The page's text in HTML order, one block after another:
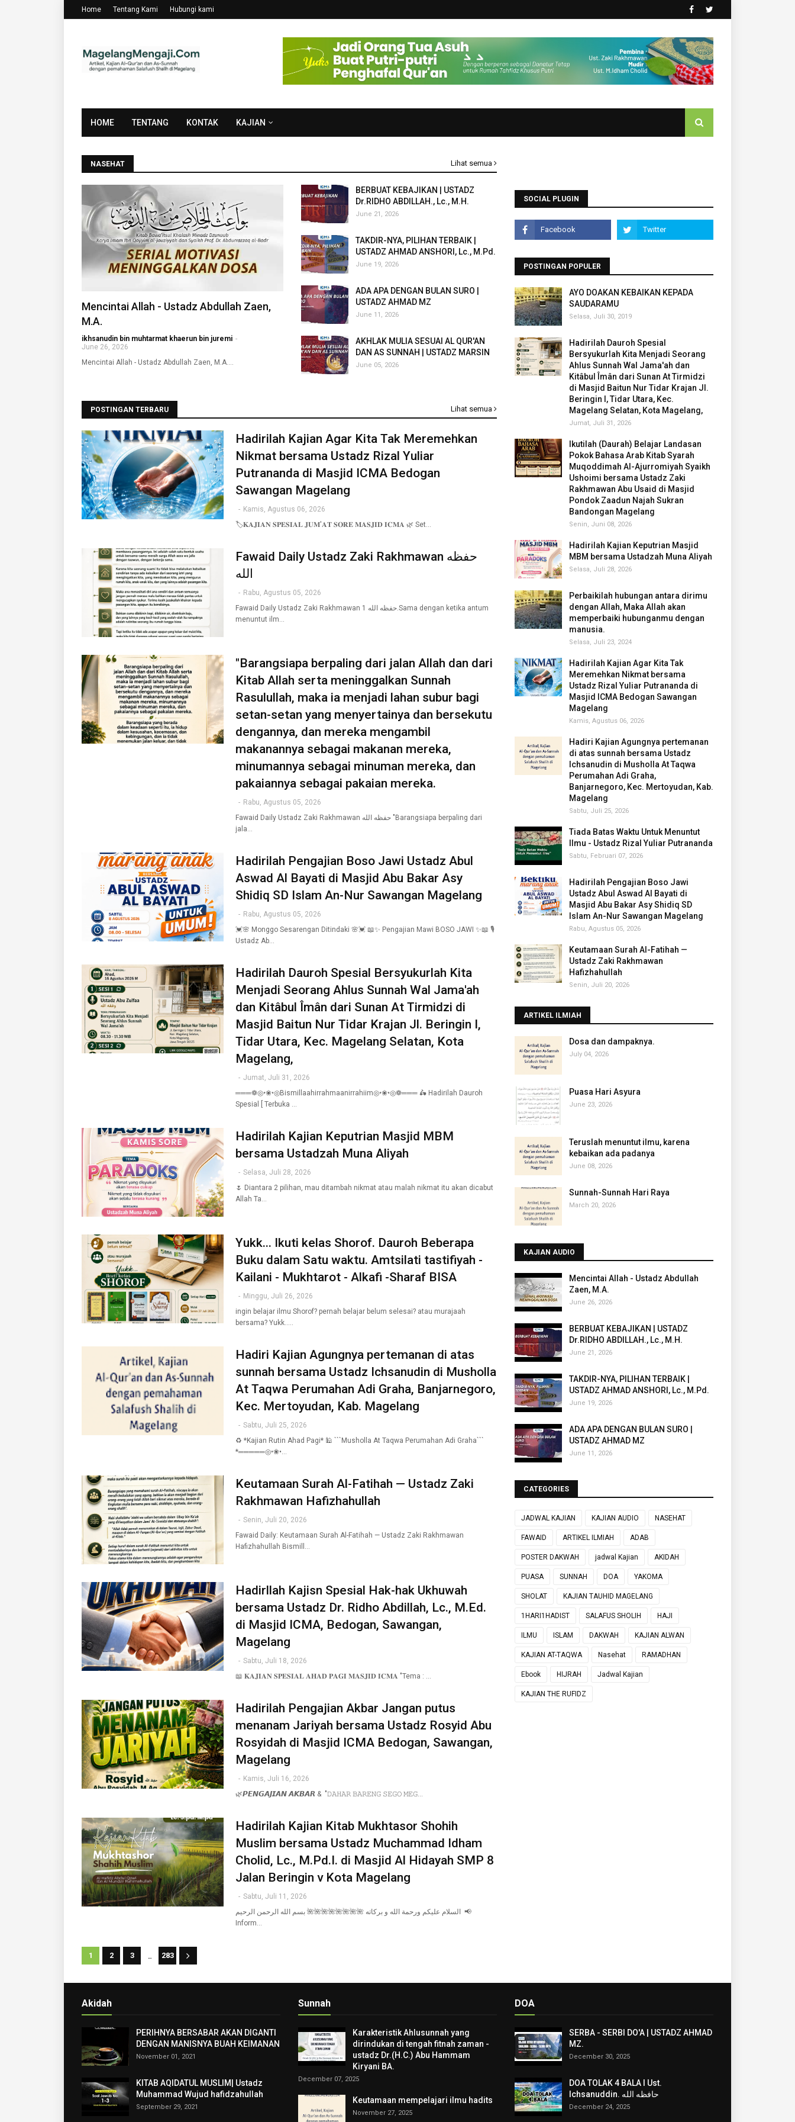
Home Tentang Kami Hubungi kami
HOME TENTANG KONTAK KAJIAN
NASEHAT Lihat semua
Mencintai Allah - Ustadz Abdullah Zaen,
M.A.
ikhsanudin bin muhtarmat khaerun bin juremi -
June 26, 2026
Mencintai Allah - Ustadz Abdullah Zaen, M.A.…
BERBUAT KEBAJIKAN | USTADZ
Dr.RIDHO ABDILLAH., Lc., M.H.
June 21, 2026
TAKDIR-NYA, PILIHAN TERBAIK |
USTADZ AHMAD ANSHORI, Lc., M.Pd.
June 19, 2026
ADA APA DENGAN BULAN SURO |
USTADZ AHMAD MZ
June 11, 2026
AKHLAK MULIA SESUAI AL QUR'AN
DAN AS SUNNAH | USTADZ MARSIN
June 05, 2026
POSTINGAN TERBARU Lihat semua
Hadirilah Kajian Agar Kita Tak Meremehkan
Nikmat bersama Ustadz Rizal Yuliar
Putrananda di Masjid ICMA Bedogan
Sawangan Magelang
- Kamis, Agustus 06, 2026
🏷️𝐊𝐀𝐉𝐈𝐀𝐍 𝐒𝐏𝐄𝐒𝐈𝐀𝐋 𝐉𝐔𝐌'𝐀𝐓 𝐒𝐎𝐑𝐄 𝐌𝐀𝐒𝐉𝐈𝐃 𝐈𝐂𝐌𝐀 🌿 Set…
Fawaid Daily Ustadz Zaki Rakhmawan حفظه
الله
- Rabu, Agustus 05, 2026
Fawaid Daily Ustadz Zaki Rakhmawan حفظه الله 1.Sama dengan ketika antum
menuntut ilm…
"Barangsiapa berpaling dari jalan Allah dan dari
Kitab Allah serta meninggalkan Sunnah
Rasulullah, maka ia menjadi lahan subur bagi
setan-setan yang menyertainya dan bersekutu
dengannya, dan mereka mengambil
makanannya sebagai makanan mereka,
minumannya sebagai minuman mereka, dan
pakaiannya sebagai pakaian mereka.
- Rabu, Agustus 05, 2026
Fawaid Daily Ustadz Zaki Rakhmawan حفظه الله "Barangsiapa berpaling dari
jala…
Hadirilah Pengajian Boso Jawi Ustadz Abul
Aswad Al Bayati di Masjid Abu Bakar Asy
Shidiq SD Islam An-Nur Sawangan Magelang
- Rabu, Agustus 05, 2026
💓🌸 Monggo Sesarengan Ditindaki 🌸💓 📖✨ Pengajian Mawi BOSO JAWI ✨📖 🎙️
Ustadz Ab…
Hadirilah Dauroh Spesial Bersyukurlah Kita
Menjadi Seorang Ahlus Sunnah Wal Jama'ah
dan Kitâbul Îmân dari Sunan At Tirmidzi di
Masjid Baitun Nur Tidar Krajan Jl. Beringin I,
Tidar Utara, Kec. Magelang Selatan, Kota
Magelang,
- Jumat, Juli 31, 2026
═══❁◎•❀•◎Bismillaahirrahmaanirrahiim◎•❀•◎❁═══ 🛵 Hadirilah Dauroh
Spesial [ Terbuka …
Hadirilah Kajian Keputrian Masjid MBM
bersama Ustadzah Muna Aliyah
- Selasa, Juli 28, 2026
🌷 Diantara 2 pilihan, mau ditambah nikmat atau malah nikmat itu akan dicabut
Allah Ta…
Yukk... Ikuti kelas Shorof. Dauroh Beberapa
Buku dalam Satu waktu. Amtsilati tastifiyah -
Kailani - Mukhtarot - Alkafi -Sharaf BISA
- Minggu, Juli 26, 2026
ingin belajar ilmu Shorof? pernah belajar belum selesai? atau murajaah
bersama? Yukk..…
Hadiri Kajian Agungnya pertemanan di atas
sunnah bersama Ustadz Ichsanudin di Musholla
At Taqwa Perumahan Adi Graha, Banjarnegoro,
Kec. Mertoyudan, Kab. Magelang
- Sabtu, Juli 25, 2026
♻️ *Kajian Rutin Ahad Pagi* 🕌 ```Musholla At Taqwa Perumahan Adi Graha```
*═════◎•❀•…
Keutamaan Surah Al-Fatihah — Ustadz Zaki
Rakhmawan Hafizhahullah
- Senin, Juli 20, 2026
Fawaid Daily: Keutamaan Surah Al-Fatihah — Ustadz Zaki Rakhmawan
Hafizhahullah Bismill…
Hadirllah Kajisn Spesial Hak-hak Ukhuwah
bersama Ustadz Dr. Ridho Abdillah, Lc., M.Ed.
di Masjid ICMA, Bedogan, Sawangan,
Magelang
- Sabtu, Juli 18, 2026
📖 𝐊𝐀𝐉𝐈𝐀𝐍 𝐒𝐏𝐄𝐒𝐈𝐀𝐋 𝐀𝐇𝐀𝐃 𝐏𝐀𝐆𝐈 𝐌𝐀𝐒𝐉𝐈𝐃 𝐈𝐂𝐌𝐀 "Tema : …
Hadirilah Pengajian Akbar Jangan putus
menanam Jariyah bersama Ustadz Rosyid Abu
Rosyidah di Masjid ICMA Bedogan, Sawangan,
Magelang
- Kamis, Juli 16, 2026
🌿𝙋𝙀𝙉𝙂𝘼𝙅𝙄𝘼𝙉 𝘼𝙆𝘽𝘼𝙍 & "𝙳𝙰𝙷𝙰𝚁 𝙱𝙰𝚁𝙴𝙽𝙶 𝚂𝙴𝙶𝙾 𝙼𝙴𝙶…
Hadirilah Kajian Kitab Mukhtasor Shohih
Muslim bersama Ustadz Muchammad Idham
Cholid, Lc., M.Pd.I. di Masjid Al Hidayah SMP 8
Jalan Beringin v Kota Magelang
- Sabtu, Juli 11, 2026
السلام عليكم ورحمة الله و بركاته 🌺🌺🌺🌺🌺🌺🌺🌺 بسم الله الرحمن الرحيم 📢
Inform…
1 2 3 ... 283
SOCIAL PLUGIN
POSTINGAN POPULER
AYO DOAKAN KEBAIKAN KEPADA
SAUDARAMU
Selasa, Juli 30, 2019
Hadirilah Dauroh Spesial
Bersyukurlah Kita Menjadi Seorang
Ahlus Sunnah Wal Jama'ah dan
Kitâbul Îmân dari Sunan At Tirmidzi
di Masjid Baitun Nur Tidar Krajan Jl.
Beringin I, Tidar Utara, Kec.
Magelang Selatan, Kota Magelang,
Jumat, Juli 31, 2026
Ikutilah (Daurah) Belajar Landasan
Pokok Bahasa Arab Kitab Syarah
Muqoddimah Al-Ajurromiyah Syaikh
Ushoimi bersama Ustadz Zaki
Rakhmawan Abu Usaid di Masjid
Pondok Zaadun Najah Sukran
Bandongan Magelang
Senin, Juni 08, 2026
Hadirilah Kajian Keputrian Masjid
MBM bersama Ustadzah Muna Aliyah
Selasa, Juli 28, 2026
Perbaikilah hubungan antara dirimu
dengan Allah, Maka Allah akan
memperbaiki hubunganmu dengan
manusia.
Selasa, Juli 23, 2024
Hadirilah Kajian Agar Kita Tak
Meremehkan Nikmat bersama
Ustadz Rizal Yuliar Putrananda di
Masjid ICMA Bedogan Sawangan
Magelang
Kamis, Agustus 06, 2026
Hadiri Kajian Agungnya pertemanan
di atas sunnah bersama Ustadz
Ichsanudin di Musholla At Taqwa
Perumahan Adi Graha,
Banjarnegoro, Kec. Mertoyudan, Kab.
Magelang
Sabtu, Juli 25, 2026
Tiada Batas Waktu Untuk Menuntut
Ilmu - Ustadz Rizal Yuliar Putrananda
Sabtu, Februari 07, 2026
Hadirilah Pengajian Boso Jawi
Ustadz Abul Aswad Al Bayati di
Masjid Abu Bakar Asy Shidiq SD
Islam An-Nur Sawangan Magelang
Rabu, Agustus 05, 2026
Keutamaan Surah Al-Fatihah —
Ustadz Zaki Rakhmawan
Hafizhahullah
Senin, Juli 20, 2026
ARTIKEL ILMIAH
‎Dosa dan dampaknya.
July 04, 2026
Puasa Hari Asyura
June 23, 2026
Teruslah menuntut ilmu, karena
kebaikan ada padanya
June 08, 2026
Sunnah-Sunnah Hari Raya
March 20, 2026
KAJIAN AUDIO
Mencintai Allah - Ustadz Abdullah
Zaen, M.A.
June 26, 2026
BERBUAT KEBAJIKAN | USTADZ
Dr.RIDHO ABDILLAH., Lc., M.H.
June 21, 2026
TAKDIR-NYA, PILIHAN TERBAIK |
USTADZ AHMAD ANSHORI, Lc., M.Pd.
June 19, 2026
ADA APA DENGAN BULAN SURO |
USTADZ AHMAD MZ
June 11, 2026
CATEGORIES
JADWAL KAJIAN KAJIAN AUDIO NASEHAT
FAWAID ARTIKEL ILMIAH ADAB
POSTER DAKWAH jadwal Kajian AKIDAH
PUASA SUNNAH DOA YAKOMA
SHOLAT KAJIAN TAUHID MAGELANG
1HARI1HADIST SALAFUS SHOLIH HAJI
ILMU ISLAM DAKWAH KAJIAN ALWAN
KAJIAN AT-TAQWA Nasehat RAMADHAN
Ebook HIJRAH Jadwal Kajian
KAJIAN THE RUFIDZ
Akidah
PERIHNYA BERSABAR AKAN DIGANTI
DENGAN MANISNYA BUAH KEIMANAN
November 01, 2021
KITAB AQIDATUL MUSLIM| Ustadz
Muhammad Wujud hafidzahullah
September 29, 2021
Sunnah
Karakteristik Ahlusunnah yang
dirindukan di tengah fitnah zaman -
ustadz Dr.(H.C.) Abu Hammam
Kiryani BA.
December 07, 2025
Keutamaan mempelajari ilmu hadits
November 27, 2025
DOA
SERBA - SERBI DO'A | USTADZ AHMAD
MZ.
December 30, 2025
DOA TOLAK 4 BALA I Ust.
Ichsanuddin. حافظه الله
December 24, 2025